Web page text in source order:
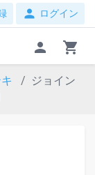
person ログイン
person shopping_cart
ジョイン